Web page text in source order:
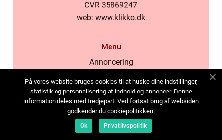
web: www.klikko.dk
Menu
Annoncering
Cookies
Kontakt os
Sitemap
På vores website bruges cookies til at huske dine indstillinger,
statistik og personalisering af indhold og annoncer. Denne
information deles med tredjepart. Ved fortsat brug af websiden
godkender du cookiepolitikken.
Ok Privatlivspolitik